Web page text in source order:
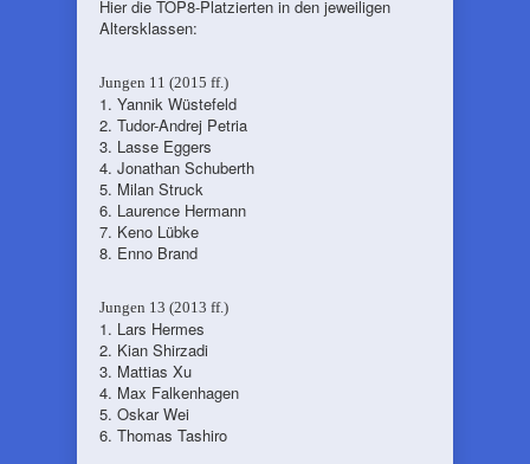
Hier die TOP8-Platzierten in den jeweiligen
Altersklassen:
Jungen 11 (2015 ff.)
1. Yannik Wüstefeld
2. Tudor-Andrej Petria
3. Lasse Eggers
4. Jonathan Schuberth
5. Milan Struck
6. Laurence Hermann
7. Keno Lübke
8. Enno Brand
Jungen 13 (2013 ff.)
1. Lars Hermes
2. Kian Shirzadi
3. Mattias Xu
4. Max Falkenhagen
5. Oskar Wei
6. Thomas Tashiro